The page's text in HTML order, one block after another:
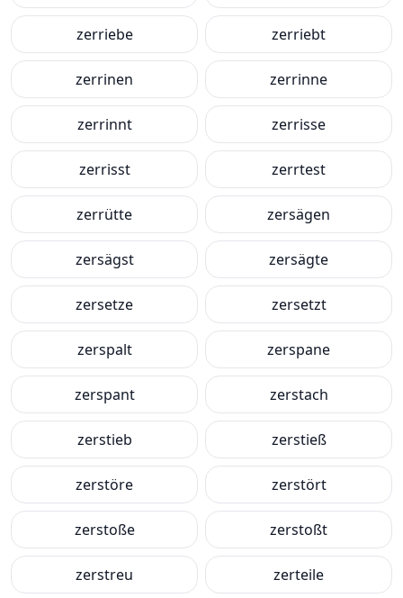
zerriebe zerriebt
zerrinen zerrinne
zerrinnt zerrisse
zerrisst zerrtest
zerrütte zersägen
zersägst zersägte
zersetze zersetzt
zerspalt zerspane
zerspant zerstach
zerstieb zerstieß
zerstöre zerstört
zerstoße zerstoßt
zerstreu zerteile